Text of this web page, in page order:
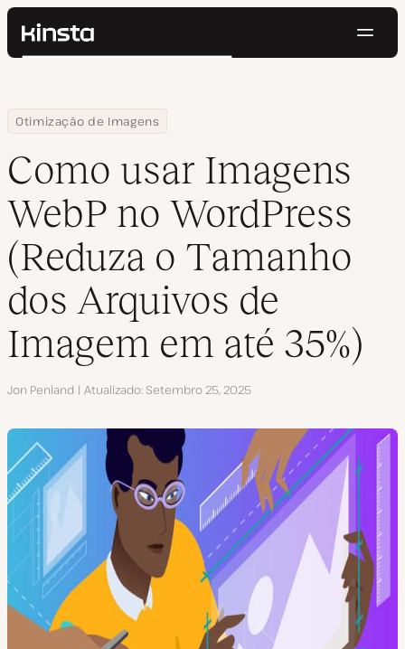
Kinsta®
Preços
Contato
Pesquisar
Home
Centro de Recursos
Blog
Otimização de Imagens
Como usar Imagens WebP no WordPress (Reduza o Tamanho
Como usar Imagens
WebP no WordPress
(Reduza o Tamanho
dos Arquivos de
Imagem em até 35%)
Autor
Jon Penland Atualizado Setembro 25, 2025